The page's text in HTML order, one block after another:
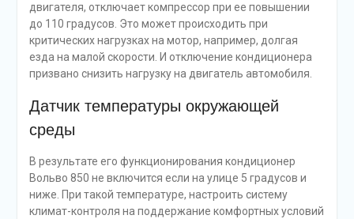
двигателя, отключает компрессор при ее повышении
до 110 градусов. Это может происходить при
критических нагрузках на мотор, например, долгая
езда на малой скорости. И отключение кондиционера
призвано снизить нагрузку на двигатель автомобиля.
Датчик температуры окружающей
среды
В результате его функционирования кондиционер
Вольво 850 не включится если на улице 5 градусов и
ниже. При такой температуре, настроить систему
климат-контроля на поддержание комфортных условий